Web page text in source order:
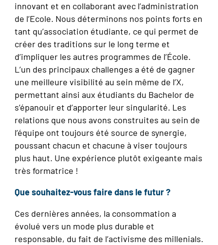
innovant et en collaborant avec l’administration
de l’Ecole. Nous déterminons nos points forts en
tant qu’association étudiante, ce qui permet de
créer des traditions sur le long terme et
d’impliquer les autres programmes de l’École.
L’un des principaux challenges a été de gagner
une meilleure visibilité au sein même de l’X,
permettant ainsi aux étudiants du Bachelor de
s’épanouir et d’apporter leur singularité. Les
relations que nous avons construites au sein de
l’équipe ont toujours été source de synergie,
poussant chacun et chacune à viser toujours
plus haut. Une expérience plutôt exigeante mais
très formatrice !
Que souhaitez-vous faire dans le futur ?
Ces dernières années, la consommation a
évolué vers un mode plus durable et
responsable, du fait de l’activisme des millenials.